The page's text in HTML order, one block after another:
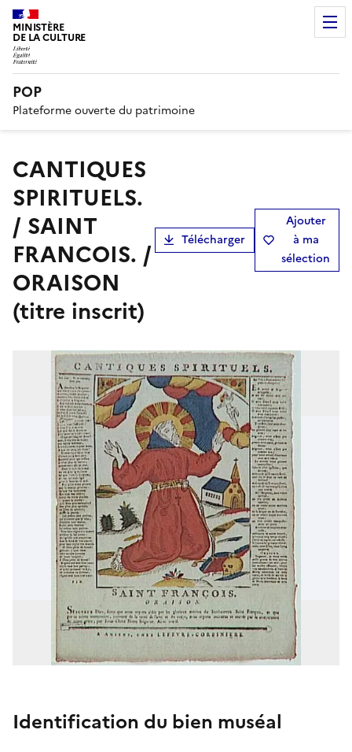
MINISTÈRE
DE LA CULTURE
POP
Plateforme ouverte du patrimoine
CANTIQUES
SPIRITUELS.
/ SAINT
FRANCOIS. /
ORAISON
(titre inscrit)
Télécharger
Ajouter
à ma
sélection
Identification du bien muséal